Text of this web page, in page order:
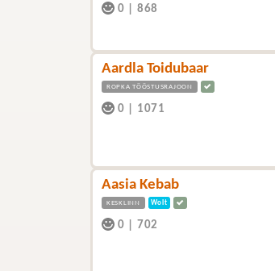
0 868
Aardla Toidubaar
ROPKA TÖÖSTUSRAJOON
0 1071
Aasia Kebab
KESKLINN Wolt
0 702